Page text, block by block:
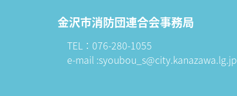
金沢市消防団連合会事務局
TEL：076-280-1055
e-mail :syoubou_s@city.kanazawa.lg.jp